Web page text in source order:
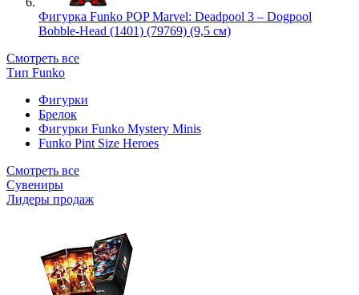
Фигурка Funko POP Marvel: Deadpool 3 – Dogpool
Bobble-Head (1401) (79769) (9,5 см)
Смотреть все
Тип Funko
Фигурки
Брелок
Фигурки Funko Mystery Minis
Funko Pint Size Heroes
Смотреть все
Сувениры
Лидеры продаж